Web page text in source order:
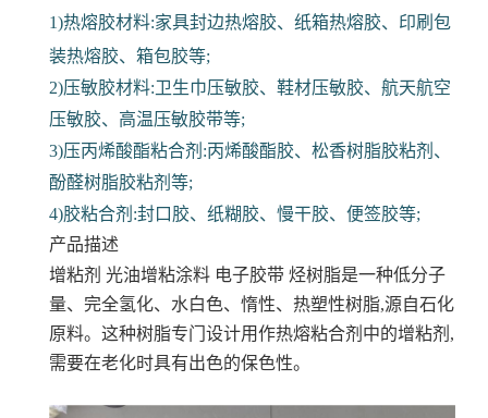
1)热熔胶材料:家具封边热熔胶、纸箱热熔胶、印刷包
装热熔胶、箱包胶等;
2)压敏胶材料:卫生巾压敏胶、鞋材压敏胶、航天航空
压敏胶、高温压敏胶带等;
3)压丙烯酸酯粘合剂:丙烯酸酯胶、松香树脂胶粘剂、
酚醛树脂胶粘剂等;
4)胶粘合剂:封口胶、纸糊胶、慢干胶、便签胶等;
产品描述
增粘剂 光油增粘涂料 电子胶带 烃树脂是一种低分子
量、完全氢化、水白色、惰性、热塑性树脂,源自石化
原料。这种树脂专门设计用作热熔粘合剂中的增粘剂,
需要在老化时具有出色的保色性。